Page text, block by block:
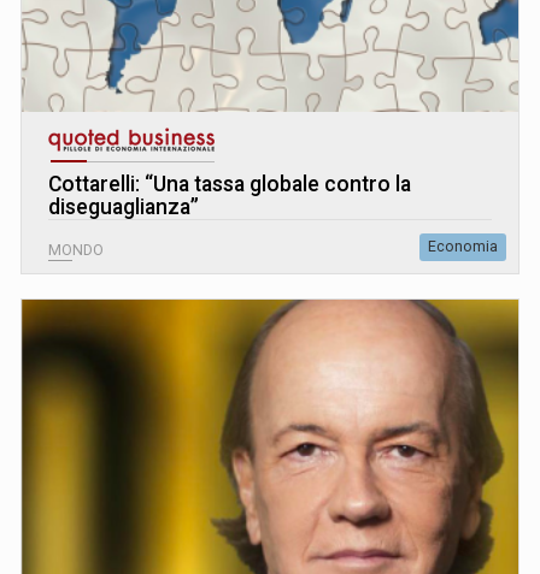
Cottarelli: “Una tassa globale contro la
diseguaglianza”
MONDO Economia